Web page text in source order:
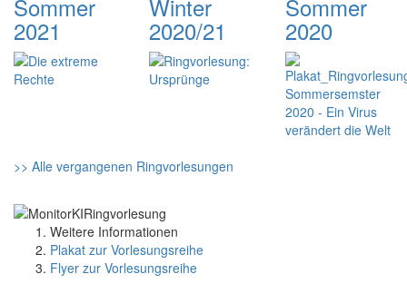
Sommer
2021
Winter
2020/21
Sommer
2020
>> Alle vergangenen Ringvorlesungen
Weitere Informationen
Plakat zur Vorlesungsreihe
Flyer zur Vorlesungsreihe